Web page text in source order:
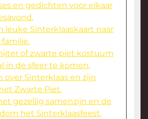
en gedichten voor elkaar
leuke Sinterklaaskaart naar
of zwarte piet kostuum
in de sfeer te komen.
over Sinterklaas en zijn
Zwarte Piet.
gezellig samenzijn en de
het Sinterklaasfeest.